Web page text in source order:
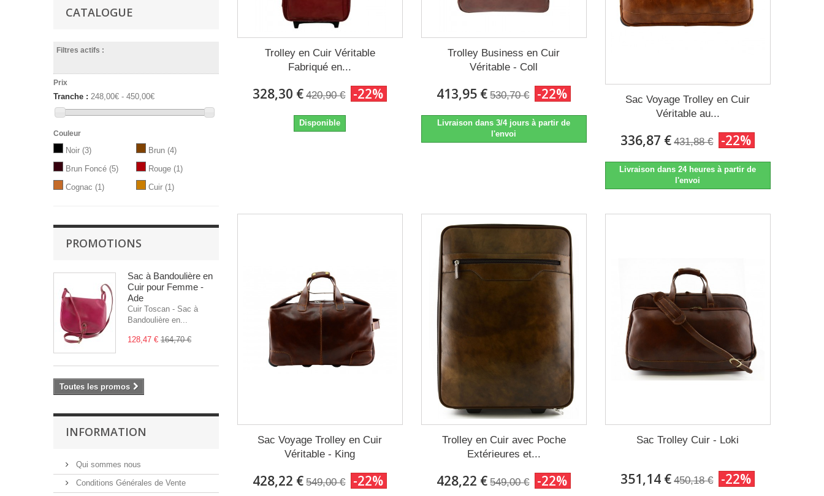
CATALOGUE
Filtres actifs :
Prix
Tranche : 248,00€ - 450,00€
Couleur
Noir (3) Brun (4)
Brun Foncé (5) Rouge (1)
Cognac (1) Cuir (1)
PROMOTIONS
Sac à Bandoulière en
Cuir pour Femme -
Ade
Cuir Toscan - Sac à
Bandoulière en...
128,47 € 164,70 €
Toutes les promos
INFORMATION
Qui sommes nous
Conditions Générales de Vente
Trolley en Cuir Véritable
Fabriqué en...
328,30 € 420,90 € -22%
Disponible
Trolley Business en Cuir
Véritable - Coll
413,95 € 530,70 € -22%
Livraison dans 3/4 jours à partir de
l'envoi
Sac Voyage Trolley en Cuir
Véritable au...
336,87 € 431,88 € -22%
Livraison dans 24 heures à partir de
l'envoi
Sac Voyage Trolley en Cuir
Véritable - King
428,22 € 549,00 € -22%
Trolley en Cuir avec Poche
Extérieures et...
428,22 € 549,00 € -22%
Sac Trolley Cuir - Loki
351,14 € 450,18 € -22%